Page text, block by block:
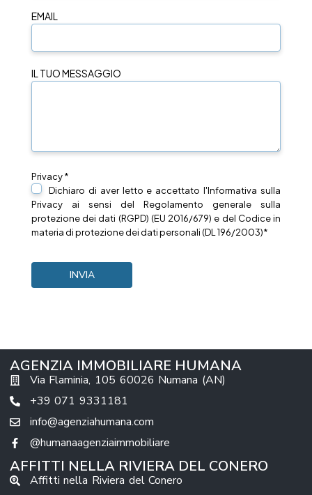
EMAIL
IL TUO MESSAGGIO
Privacy *
Dichiaro di aver letto e accettato l'Informativa sulla
Privacy ai sensi del Regolamento generale sulla
protezione dei dati (RGPD) (EU 2016/679) e del Codice in
materia di protezione dei dati personali (DL 196/2003)*
AGENZIA IMMOBILIARE HUMANA
Via Flaminia, 105 60026 Numana (AN)
+39 071 9331181
info@agenziahumana.com
@humanaagenziaimmobiliare
AFFITTI NELLA RIVIERA DEL CONERO
Affitti nella Riviera del Conero